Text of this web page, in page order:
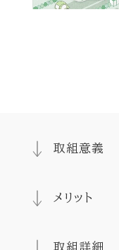
取組意義
メリット
取組詳細